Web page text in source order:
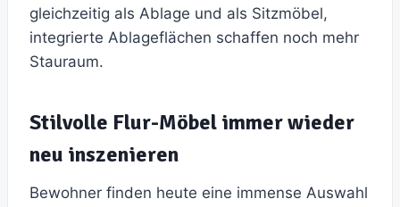
gleichzeitig als Ablage und als Sitzmöbel,
integrierte Ablageflächen schaffen noch mehr
Stauraum.
Stilvolle Flur-Möbel immer wieder
neu inszenieren
Bewohner finden heute eine immense Auswahl